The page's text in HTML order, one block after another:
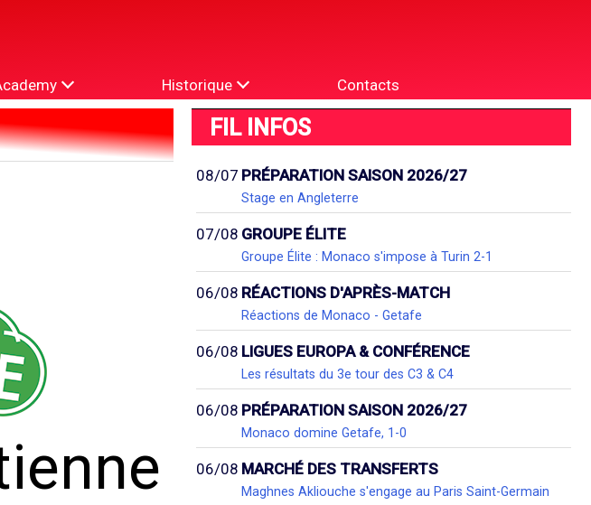
Historique Contacts
FIL INFOS
08/07 PRÉPARATION SAISON 2026/27
Stage en Angleterre
07/08 GROUPE ÉLITE
Groupe Élite : Monaco s'impose à Turin 2-1
06/08 RÉACTIONS D'APRÈS-MATCH
Réactions de Monaco - Getafe
06/08 LIGUES EUROPA & CONFÉRENCE
Les résultats du 3e tour des C3 & C4
06/08 PRÉPARATION SAISON 2026/27
Monaco domine Getafe, 1-0
06/08 MARCHÉ DES TRANSFERTS
Maghnes Akliouche s'engage au Paris Saint-Germain